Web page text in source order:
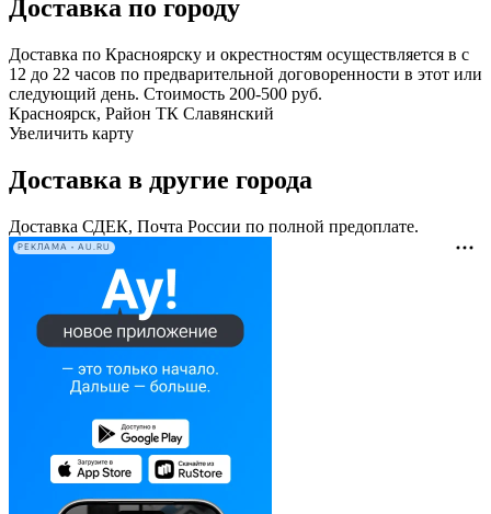
Доставка по городу
Доставка по Красноярску и окрестностям осуществляется в с
12 до 22 часов по предварительной договоренности в этот или
следующий день. Стоимость 200-500 руб.
Красноярск, Район ТК Славянский
Увеличить карту
Доставка в другие города
Доставка СДЕК, Почта России по полной предоплате.
РЕКЛАМА • AU.RU